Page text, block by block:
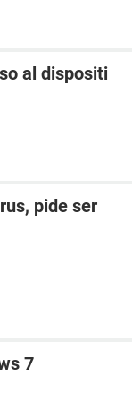
al dispositi
pide ser
7